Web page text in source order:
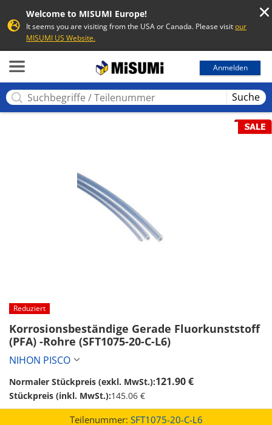
Welcome to MISUMI Europe!
It seems you are visiting from the USA or Canada. Please visitour
MISUMI US Website.
Anmelden
Suche
Reduziert
Korrosionsbeständige Gerade Fluorkunststoff
(PFA) -Rohre (SFT1075-20-C-L6)
NIHON PISCO
Normaler Stückpreis (exkl. MwSt.):121.90 €
Stückpreis (inkl. MwSt.):145.06 €
Teilenummer: SFT1075-20-C-L6